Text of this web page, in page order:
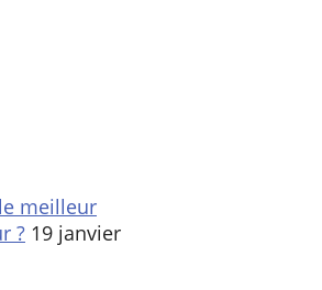
meilleur
? 19 janvier